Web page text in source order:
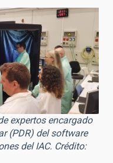
expertos encargado
(PDR) del software
del IAC. Crédito: